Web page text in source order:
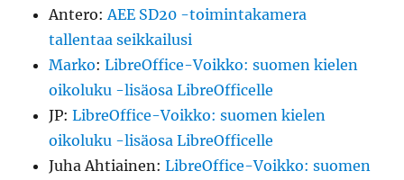
Antero:AEE SD20 -toimintakamera
tallentaa seikkailusi
Marko:LibreOffice-Voikko: suomen kielen
oikoluku -lisäosa LibreOfficelle
JP:LibreOffice-Voikko: suomen kielen
oikoluku -lisäosa LibreOfficelle
Juha Ahtiainen:LibreOffice-Voikko: suomen